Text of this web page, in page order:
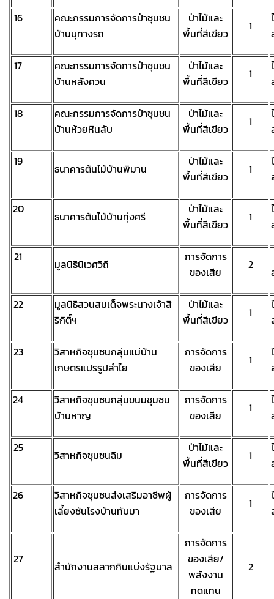
16
คณะกรรมการจัดการป่าชุมชน
บ้านบุทางรถ
ป่าไม้และ
พื้นที่สีเขียว
1
17
คณะกรรมการจัดการป่าชุมชน
บ้านหลังควน
ป่าไม้และ
พื้นที่สีเขียว
1
18
คณะกรรมการจัดการป่าชุมชน
บ้านห้วยหินลับ
ป่าไม้และ
พื้นที่สีเขียว
1
19
ธนาคารต้นไม้บ้านพิมาน
ป่าไม้และ
พื้นที่สีเขียว
1
20
ธนาคารต้นไม้บ้านทุ่งศรี
ป่าไม้และ
พื้นที่สีเขียว
1
21
มูลนิธินิเวศวิถี
การจัดการ
ของเสีย
2
22
มูลนิธิสวนสมเด็จพระนางเจ้าสิ
ริกิติ์ฯ
ป่าไม้และ
พื้นที่สีเขียว
1
23
วิสาหกิจชุมชนกลุ่มแม่บ้าน
เกษตรแปรรูปลำไย
การจัดการ
ของเสีย
1
24
วิสาหกิจชุมชนกลุ่มขนมชุมชน
บ้านหาญ
การจัดการ
ของเสีย
1
25
วิสาหกิจชุมชนฉิม
ป่าไม้และ
พื้นที่สีเขียว
1
26
วิสาหกิจชุมชนส่งเสริมอาชีพผู้
เลี้ยงชันโรงบ้านทับมา
การจัดการ
ของเสีย
1
27
สำนักงานสลากกินแบ่งรัฐบาล
การจัดการ
ของเสีย/
พลังงาน
ทดแทน
2